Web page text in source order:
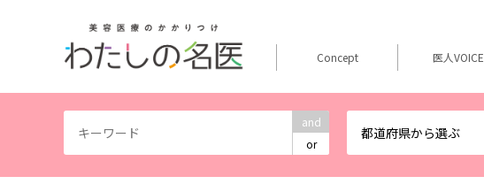
and
or
都道府県から選ぶ
Concept 医人VOICE